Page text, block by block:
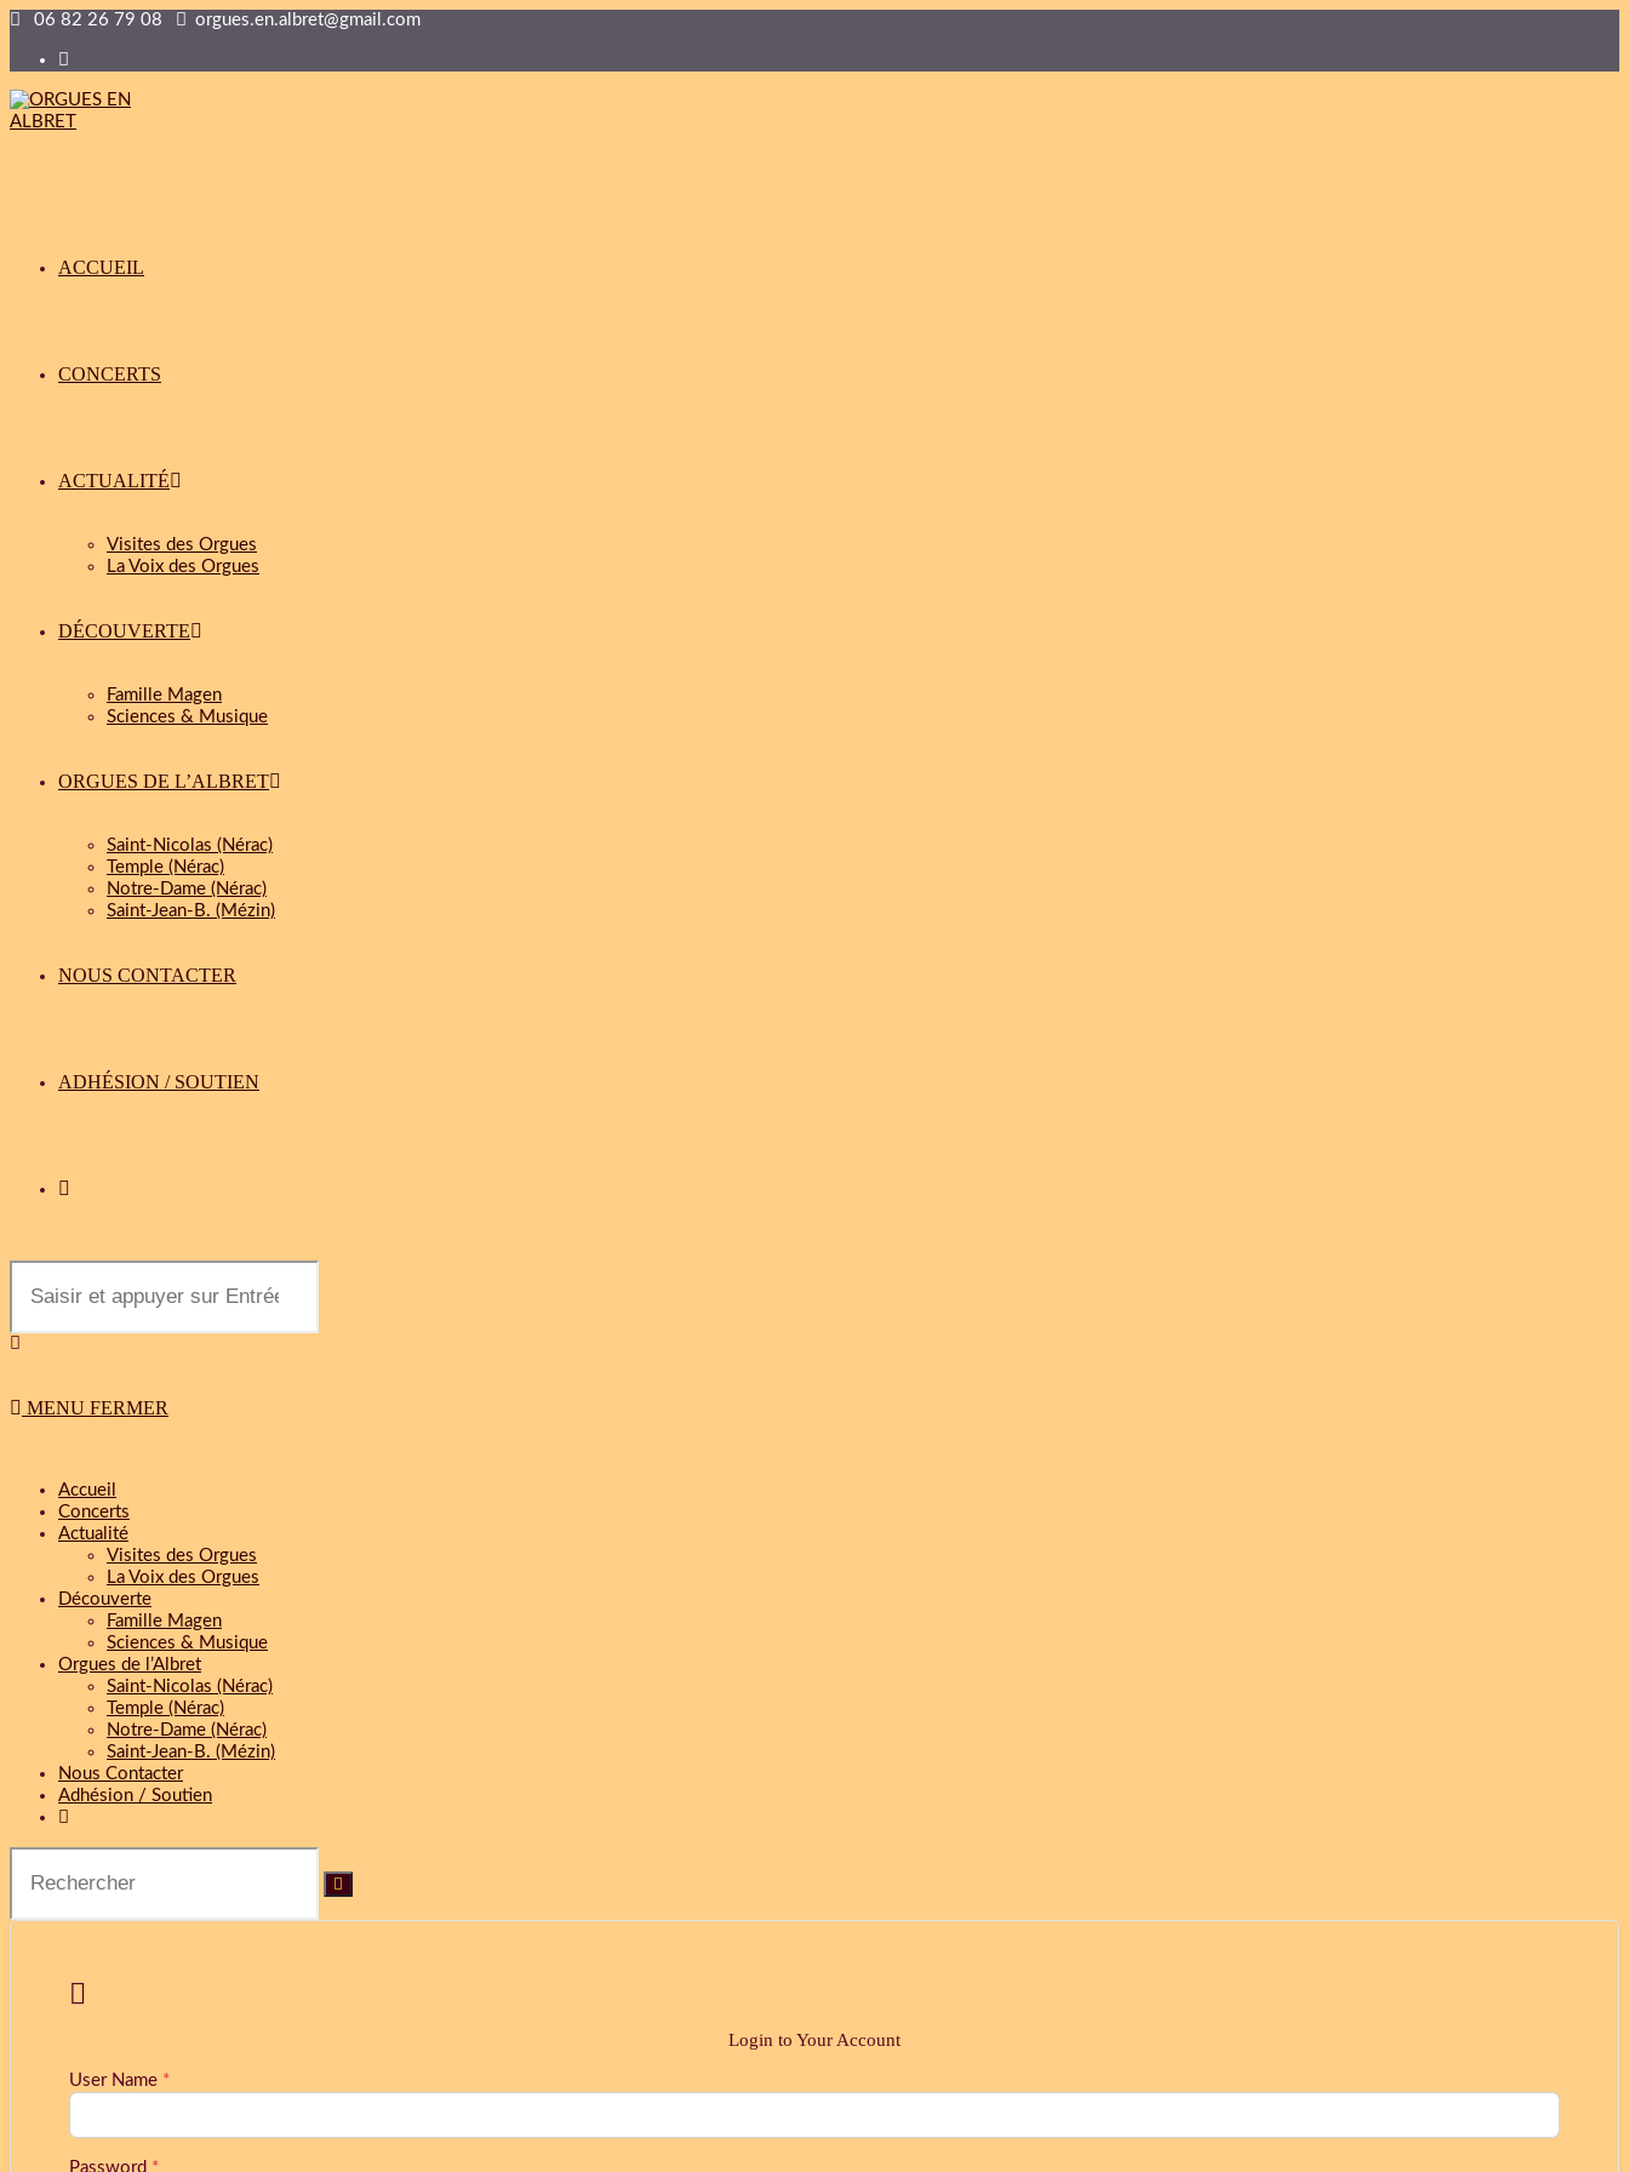
06 82 26 79 08 orgues.en.albret@gmail.com
ACCUEIL
CONCERTS
ACTUALITÉ
Visites des Orgues
La Voix des Orgues
DÉCOUVERTE
Famille Magen
Sciences & Musique
ORGUES DE L’ALBRET
Saint-Nicolas (Nérac)
Temple (Nérac)
Notre-Dame (Nérac)
Saint-Jean-B. (Mézin)
NOUS CONTACTER
ADHÉSION / SOUTIEN
MENU FERMER
Accueil
Concerts
Actualité
Visites des Orgues
La Voix des Orgues
Découverte
Famille Magen
Sciences & Musique
Orgues de l’Albret
Saint-Nicolas (Nérac)
Temple (Nérac)
Notre-Dame (Nérac)
Saint-Jean-B. (Mézin)
Nous Contacter
Adhésion / Soutien

Login to Your Account
User Name *
Password *